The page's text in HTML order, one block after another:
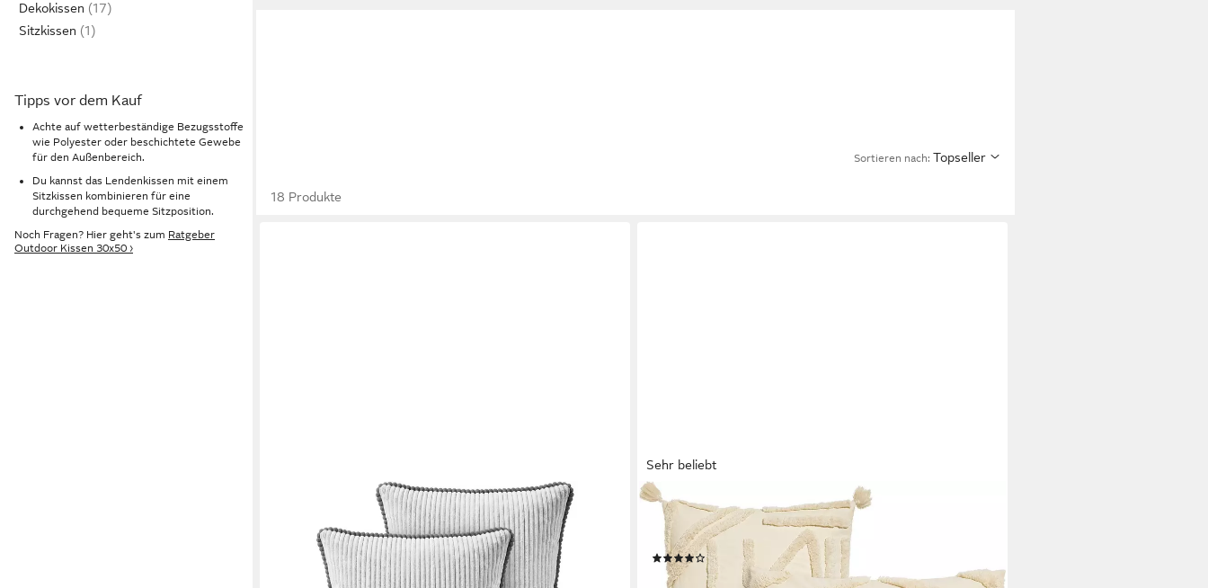
Dekokissen
Sitzkissen
Tipps vor dem Kauf
Achte auf wetterbeständige Bezugsstoffe
wie Polyester oder beschichtete Gewebe
für den Außenbereich.
Du kannst das Lendenkissen mit einem
Sitzkissen kombinieren für eine
durchgehend bequeme Sitzposition.
Noch Fragen? Hier geht's zum Ratgeber
Outdoor Kissen 30x50 ›
Sortieren nach: Topseller
18 Produkte
Dekokissen Sofakissen Couchkissen mit Füllung, 2er-Set,
weich und formstabil
ab 21,99 € 28,49 €
Sehr beliebt
LEGER HOME BY LENA GERCKE
Dekokissen Marusha, Kissenhüllen, 2 Stück (30x50 cm &
50x50 cm), ohne Füllung, Tuft-Muster
(54)
19,49 € UVP 25,99 €